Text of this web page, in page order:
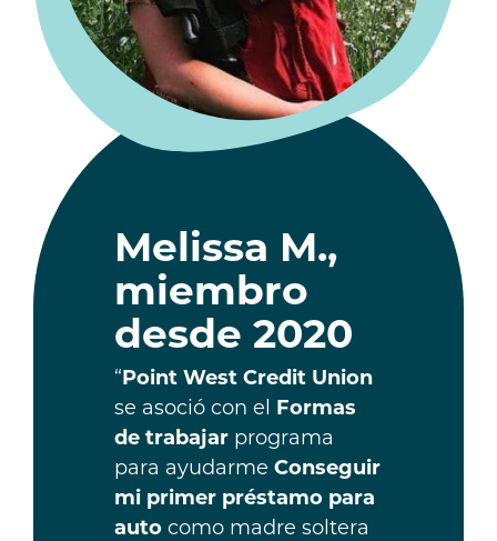
Melissa M.,
miembro
desde 2020
“Point West Credit Union
se asoció con el Formas
de trabajar programa
para ayudarmeConseguir
mi primer préstamo para
auto como madre soltera